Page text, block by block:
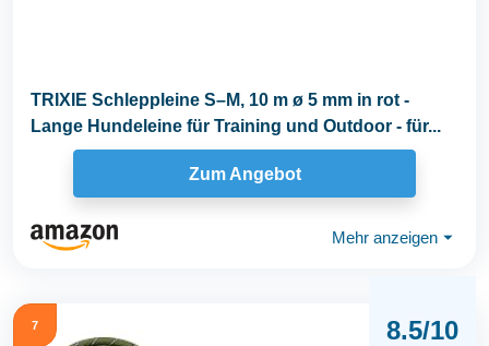
TRIXIE Schleppleine S–M, 10 m ø 5 mm in rot -
Lange Hundeleine für Training und Outdoor - für...
Zum Angebot
Mehr anzeigen ⏷
7 8.5/10